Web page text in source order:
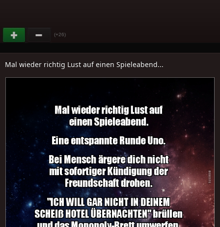
(+26)
Mal wieder richtig Lust auf einen Spieleabend...